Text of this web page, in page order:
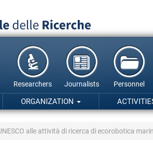
Researchers Journalists Personnel
ORGANIZATION
alle attività di ricerca di ecorobotica